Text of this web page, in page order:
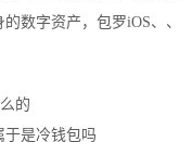
数字资产，包罗iOS、、
的
于是冷钱包吗